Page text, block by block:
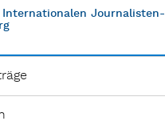
Journalisten-